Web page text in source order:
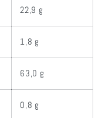
22,9 g
1,8 g
63,0 g
0,8 g